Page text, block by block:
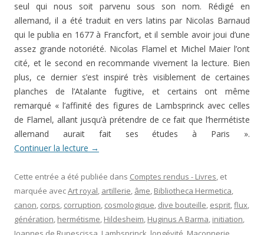
seul qui nous soit parvenu sous son nom. Rédigé en
allemand, il a été traduit en vers latins par Nicolas Barnaud
qui le publia en 1677 à Francfort, et il semble avoir joui d’une
assez grande notoriété. Nicolas Flamel et Michel Maier l’ont
cité, et le second en recommande vivement la lecture. Bien
plus, ce dernier s’est inspiré très visiblement de certaines
planches de l’Atalante fugitive, et certains ont même
remarqué « l’affinité des figures de Lambsprinck avec celles
de Flamel, allant jusqu’à prétendre de ce fait que l’hermétiste
allemand aurait fait ses études à Paris ».
Continuer la lecture →
Cette entrée a été publiée dans Comptes rendus - Livres, et
marquée avecArt royal, artillerie, âme, Bibliotheca Hermetica,
canon, corps, corruption, cosmologique, dive bouteille, esprit,flux,
génération, hermétisme, Hildesheim, Huginus A Barma, initiation,